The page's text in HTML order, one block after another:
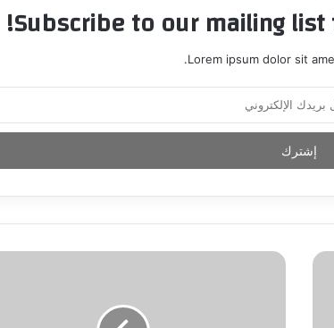
Subscribe to our mailing
Lorem ipsum dolor sit